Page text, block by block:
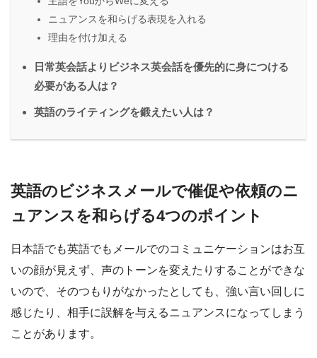
ニュアンスを和らげる表現を入れる
理由を付け加える
日常英会話よりビジネス英会話を優先的に身につける
必要がある人は？
英語のライティングを鍛えたい人は？
英語のビジネスメールで催促や依頼のニ
ュアンスを和らげる4つのポイント
日本語でも英語でもメールでのコミュニケーションはお互
いの顔が見えず、声のトーンを変えたりすることができな
いので、そのつもりがなかったとしても、強い言い回しに
感じたり、相手に誤解を与えるニュアンスになってしまう
ことがあります。